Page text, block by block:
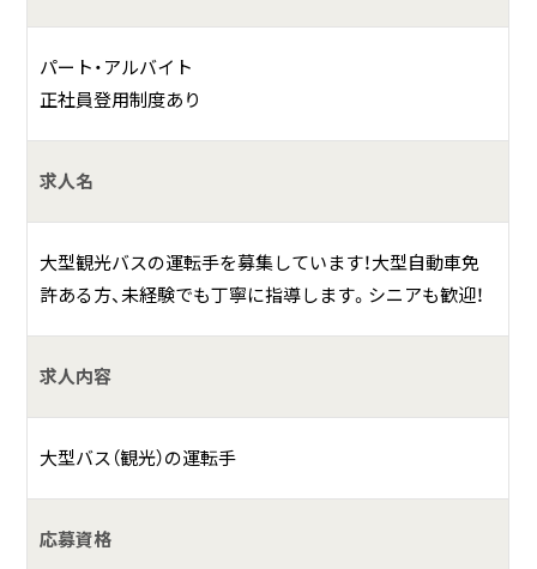
お仕事の一例として、以下のような業務を想定し
ています。
観光バスの運転業務
その他付随する業務
何をしている会社？
シダックスグループの重要な一翼として、車両運行管理の ト
ータルアウトソーシング事業を行います。
トップの実績を有しています。
パート・アルバイト
正社員登用制度あり
求人名
大型観光バスの運転手を募集しています！大型自動車免
許ある方、未経験でも丁寧に指導します。シニアも歓迎！
求人内容
大型バス（観光）の運転手
応募資格